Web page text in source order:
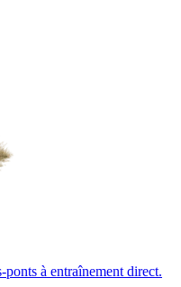
à entraînement direct.